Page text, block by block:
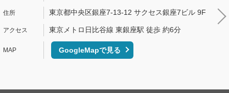
東京都中央区銀座7-13-12 サクセス銀座7ビル 9F
東京メトロ日比谷線 東銀座駅 徒歩 約6分
GoogleMapで見る